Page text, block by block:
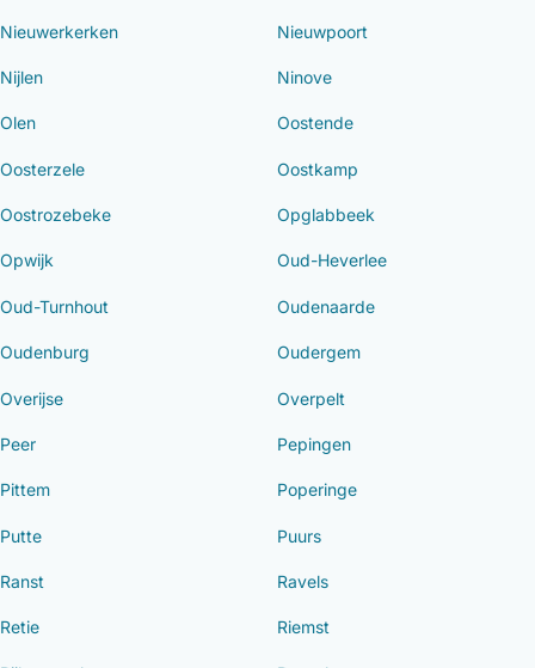
Nieuwerkerken Nieuwpoort
Nijlen Ninove
Olen Oostende
Oosterzele Oostkamp
Oostrozebeke Opglabbeek
Opwijk Oud-Heverlee
Oud-Turnhout Oudenaarde
Oudenburg Oudergem
Overijse Overpelt
Peer Pepingen
Pittem Poperinge
Putte Puurs
Ranst Ravels
Retie Riemst